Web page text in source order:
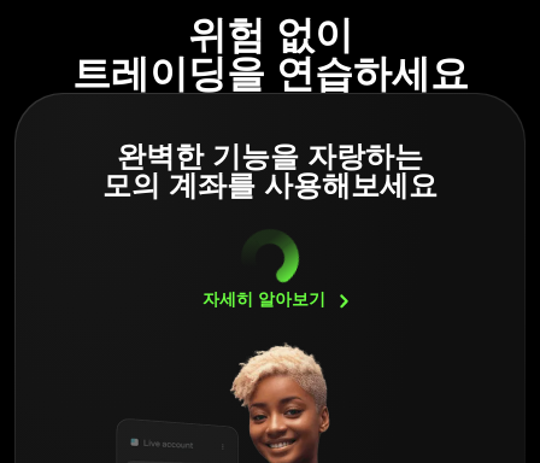
위험 없이
트레이딩을 연습하세요
완벽한 기능을 자랑하는
모의 계좌를 사용해보세요
자세히 알아보기